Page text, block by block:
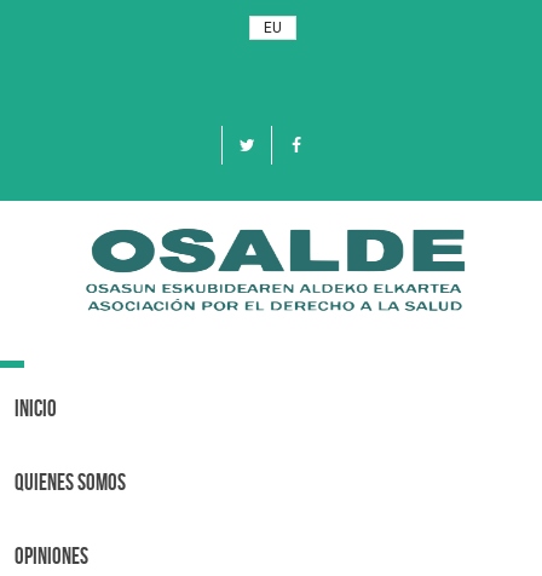
EU
Toggle
Inicio
Quienes Somos
OPINIONES